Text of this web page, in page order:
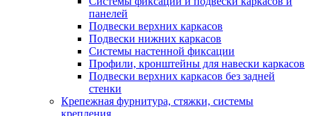
панелей
Подвески верхних каркасов
Подвески нижних каркасов
Системы настенной фиксации
Профили, кронштейны для навески каркасов
Подвески верхних каркасов без задней
стенки
Крепежная фурнитура, стяжки, системы
крепления